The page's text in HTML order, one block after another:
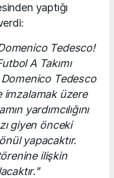
yaptığı
Tedesco!
A Takımı
Tedesco
imzalamak üzere
yardımcılığını
giyen önceki
yapacaktır.
ilişkin